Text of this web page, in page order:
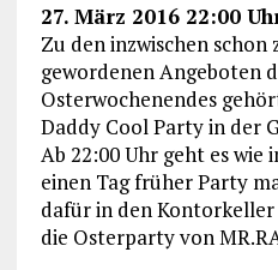
27. März 2016 22:00
Zu den inzwischen
gewordenen Angeboten
Osterwochenendes
Daddy Cool Party in der
Ab 22:00 Uhr geht es wie
einen Tag früher Party
dafür in den Kontorkeller
die Osterparty von